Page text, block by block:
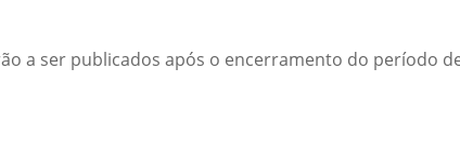
a ser publicados após o encerramento do período